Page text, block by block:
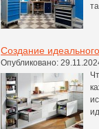
Создание
Опубликовано: